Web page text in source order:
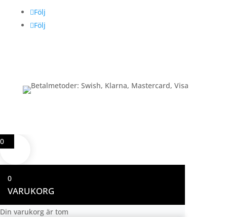
Följ
Följ
0
0
VARUKORG
Din varukorg är tom